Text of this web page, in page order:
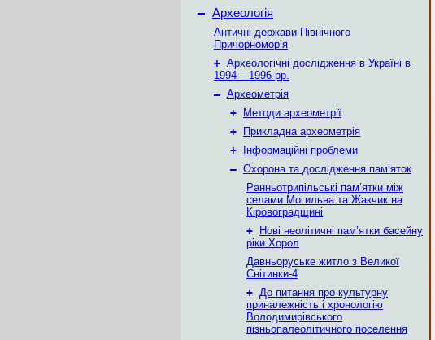
– Археологія
Античні держави Північного
Причорномор’я
+ Археологічні дослідження в Україні в
1994 – 1996 рр.
– Археометрія
+
Методи археометрії
+
Прикладна археометрія
+
Інформаційні проблеми
– Охорона та дослідження пам’яток
Ранньотрипільські пам’ятки між
селами Могильна та Жакчик на
Кіровоградщині
+
Новi неолiтичнi пам’ятки басейну
ріки Хорол
Давньоруське житло з Великої
Снітинки-4
+ До питання про культурну
приналежнiсть i хронологiю
Володимирiвського
пiзньопалеолiтичного поселення